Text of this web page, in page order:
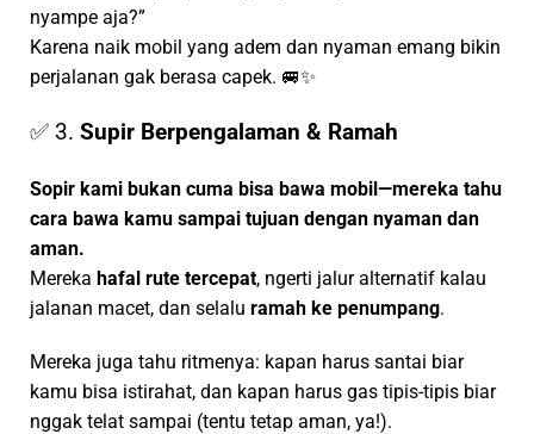
nyampe aja?”
Karena naik mobil yang adem dan nyaman emang bikin
perjalanan gak berasa capek. 🚐✨
✅ 3. Supir Berpengalaman & Ramah
Sopir kami bukan cuma bisa bawa mobil—mereka tahu
cara bawa kamu sampai tujuan dengan nyaman dan
aman.
Mereka hafal rute tercepat, ngerti jalur alternatif kalau
jalanan macet, dan selalu ramah ke penumpang.
Mereka juga tahu ritmenya: kapan harus santai biar
kamu bisa istirahat, dan kapan harus gas tipis-tipis biar
nggak telat sampai (tentu tetap aman, ya!).